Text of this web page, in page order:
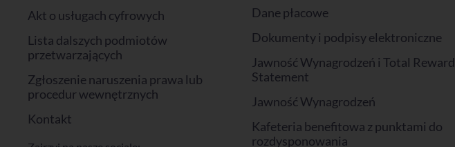
Akt o usługach cyfrowych
Lista dalszych podmiotów
przetwarzających
Zgłoszenie naruszenia prawa lub
procedur wewnętrznych
Kontakt
Dane płacowe
Dokumenty i podpisy elektroniczne
Jawność Wynagrodzeń i Total Reward
Statement
Jawność Wynagrodzeń
Kafeteria benefitowa z punktami do
rozdysponowania